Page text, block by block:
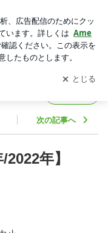
を受け取りまし
開く
次の記事へ
年】